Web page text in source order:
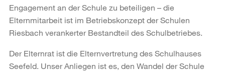
Engagement an der Schule zu beteiligen – die
Elternmitarbeit ist im Betriebskonzept der Schulen
Riesbach verankerter Bestandteil des Schulbetriebes.
Der Elternrat ist die Elternvertretung des Schulhauses
Seefeld. Unser Anliegen ist es, den Wandel der Schule